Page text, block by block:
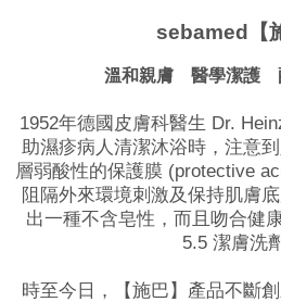
sebamed【
溫和親膚 醫學潔護
1952年德國皮膚科醫生 Dr.
助濕疹病人清潔沐浴時，注意
層弱酸性的保護膜 (protective
阻隔外來環境刺激及保持肌膚
出一種不含皂性，而且吻合健
5.5 潔膚洗劑
時至今日，【施巴】產品不斷